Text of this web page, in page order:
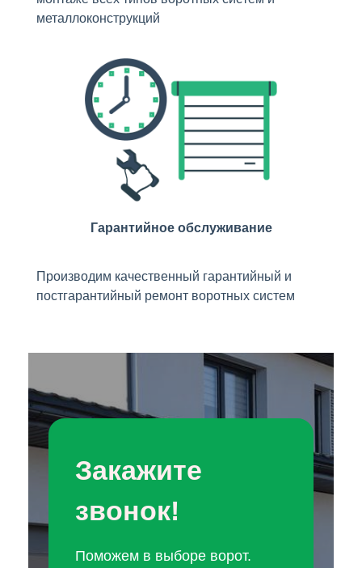
металлоконструкций
Гарантийное обслуживание
Производим качественный гарантийный и
постгарантийный ремонт воротных систем
Закажите
звонок!
Поможем в выборе ворот.